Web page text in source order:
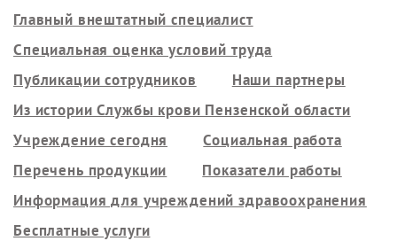
Главный внештатный специалист
Специальная оценка условий труда
Публикации сотрудников
Наши партнеры
Из истории Службы крови Пензенской области
Учреждение сегодня
Социальная работа
Перечень продукции
Показатели работы
Информация для учреждений здравоохранения
Бесплатные услуги